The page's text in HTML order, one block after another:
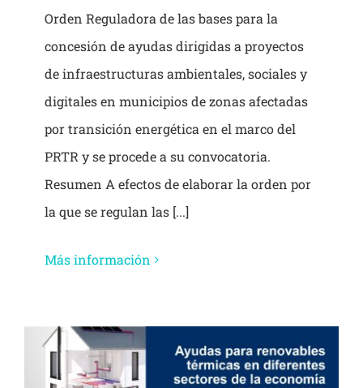
Orden Reguladora de las bases para la
concesión de ayudas dirigidas a proyectos
de infraestructuras ambientales, sociales y
digitales en municipios de zonas afectadas
por transición energética en el marco del
PRTR y se procede a su convocatoria.
Resumen A efectos de elaborar la orden por
la que se regulan las [...]
Más información